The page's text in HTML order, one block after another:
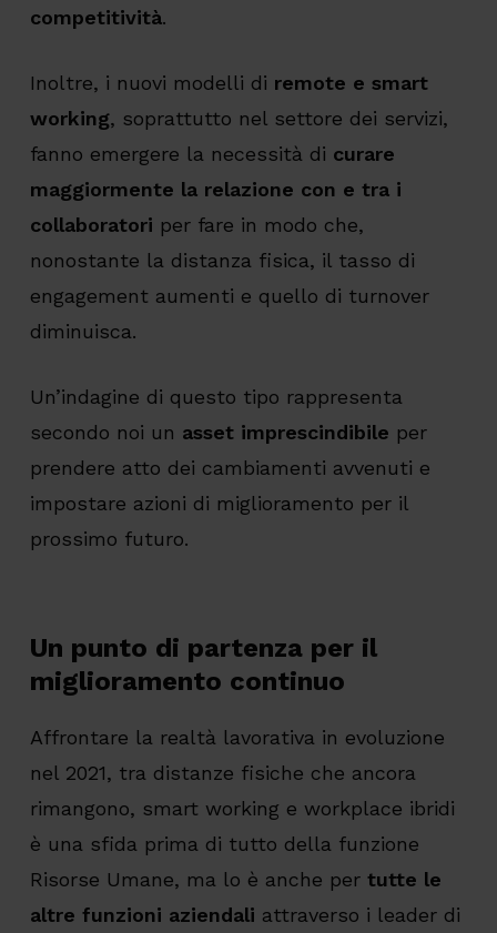
competitività.
Inoltre, i nuovi modelli di remote e smart
working, soprattutto nel settore dei servizi,
fanno emergere la necessità di curare
maggiormente la relazione con e tra i
collaboratori per fare in modo che,
nonostante la distanza fisica, il tasso di
engagement aumenti e quello di turnover
diminuisca.
Un’indagine di questo tipo rappresenta
secondo noi un asset imprescindibile per
prendere atto dei cambiamenti avvenuti e
impostare azioni di miglioramento per il
prossimo futuro.
Un punto di partenza per il
miglioramento continuo
Affrontare la realtà lavorativa in evoluzione
nel 2021, tra distanze fisiche che ancora
rimangono, smart working e workplace ibridi
è una sfida prima di tutto della funzione
Risorse Umane, ma lo è anche per tutte le
altre funzioni aziendali attraverso i leader di